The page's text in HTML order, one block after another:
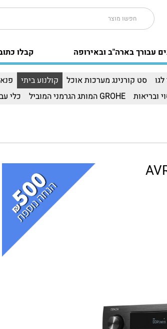
קבלו עבורך בארה"ב ובאירופה
סט קורנינג מערכות אוכל קולנוע ביתי
ובריאות GROHE המותג הגרמני המוביל כלי